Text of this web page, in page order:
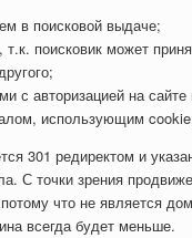
в поисковой выдаче;
поисковик может
с авторизацией на сайте
использующим
301 редиректом и
С точки зрения
что не является
всегда будет меньше.